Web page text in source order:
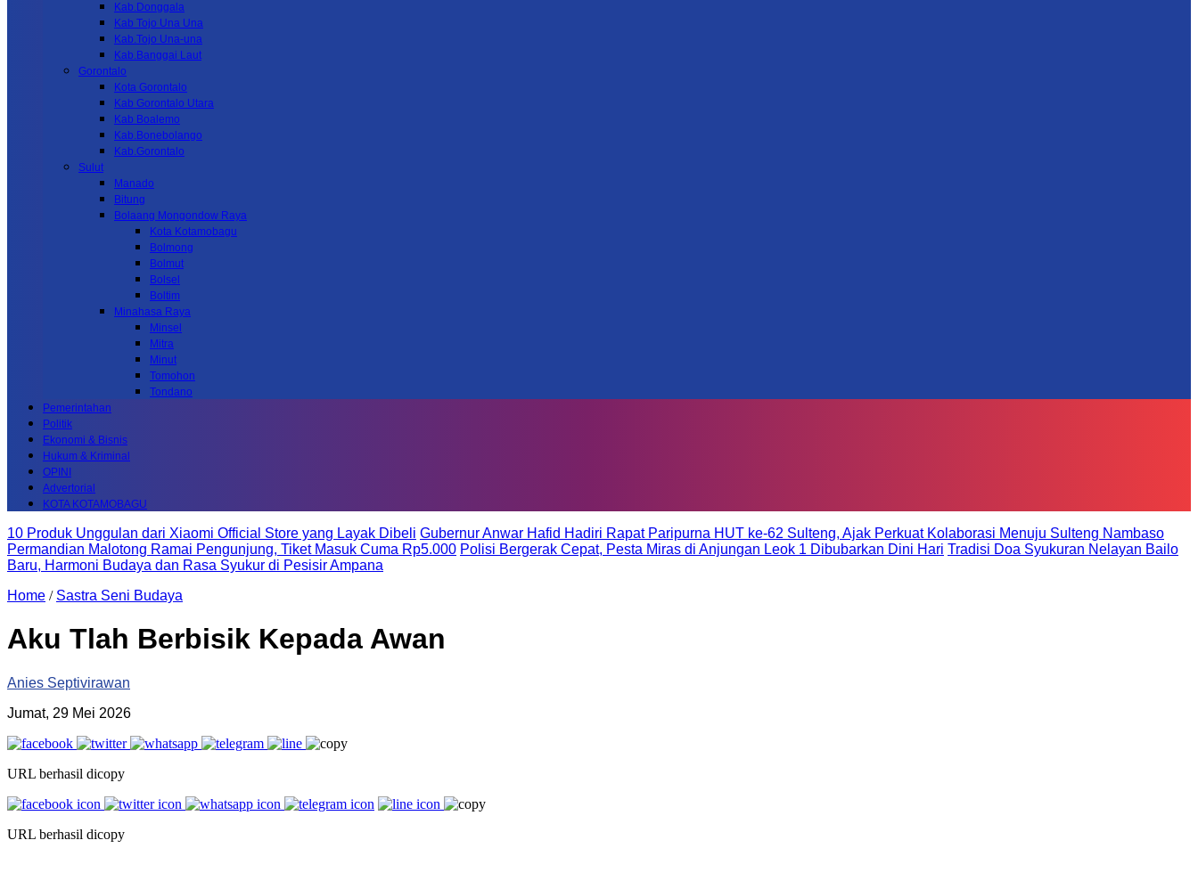
Kab.Donggala
Kab Tojo Una Una
Kab.Tojo Una-una
Kab.Banggai Laut
Gorontalo
Kota Gorontalo
Kab Gorontalo Utara
Kab Boalemo
Kab.Bonebolango
Kab.Gorontalo
Sulut
Manado
Bitung
Bolaang Mongondow Raya
Kota Kotamobagu
Bolmong
Bolmut
Bolsel
Boltim
Minahasa Raya
Minsel
Mitra
Minut
Tomohon
Tondano
Pemerintahan
Politik
Ekonomi & Bisnis
Hukum & Kriminal
OPINI
Advertorial
KOTA KOTAMOBAGU
10 Produk Unggulan dari Xiaomi Official Store yang Layak Dibeli Gubernur Anwar Hafid Hadiri Rapat Paripurna HUT ke-62 Sulteng, Ajak Perkuat Kolaborasi Menuju Sulteng Nambaso
Permandian Malotong Ramai Pengunjung, Tiket Masuk Cuma Rp5.000 Polisi Bergerak Cepat, Pesta Miras di Anjungan Leok 1 Dibubarkan Dini Hari Tradisi Doa Syukuran Nelayan Bailo
Baru, Harmoni Budaya dan Rasa Syukur di Pesisir Ampana
Home / Sastra Seni Budaya
‎Aku Tlah Berbisik Kepada Awan
Anies Septivirawan
Jumat, 29 Mei 2026
URL berhasil dicopy
URL berhasil dicopy